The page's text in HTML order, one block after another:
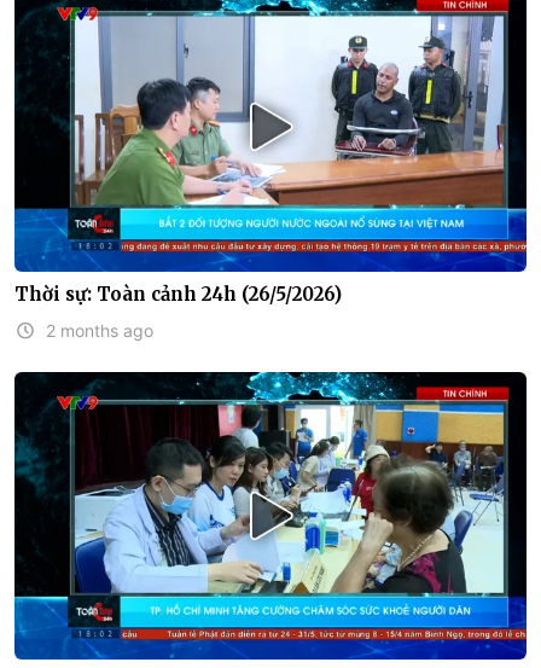
Thời sự: Toàn cảnh 24h (26/5/2026)
2 months ago